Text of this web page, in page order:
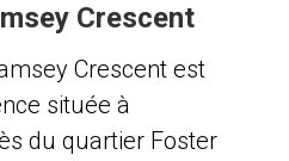
Crescent
Crescent est
située à
du quartier Foster